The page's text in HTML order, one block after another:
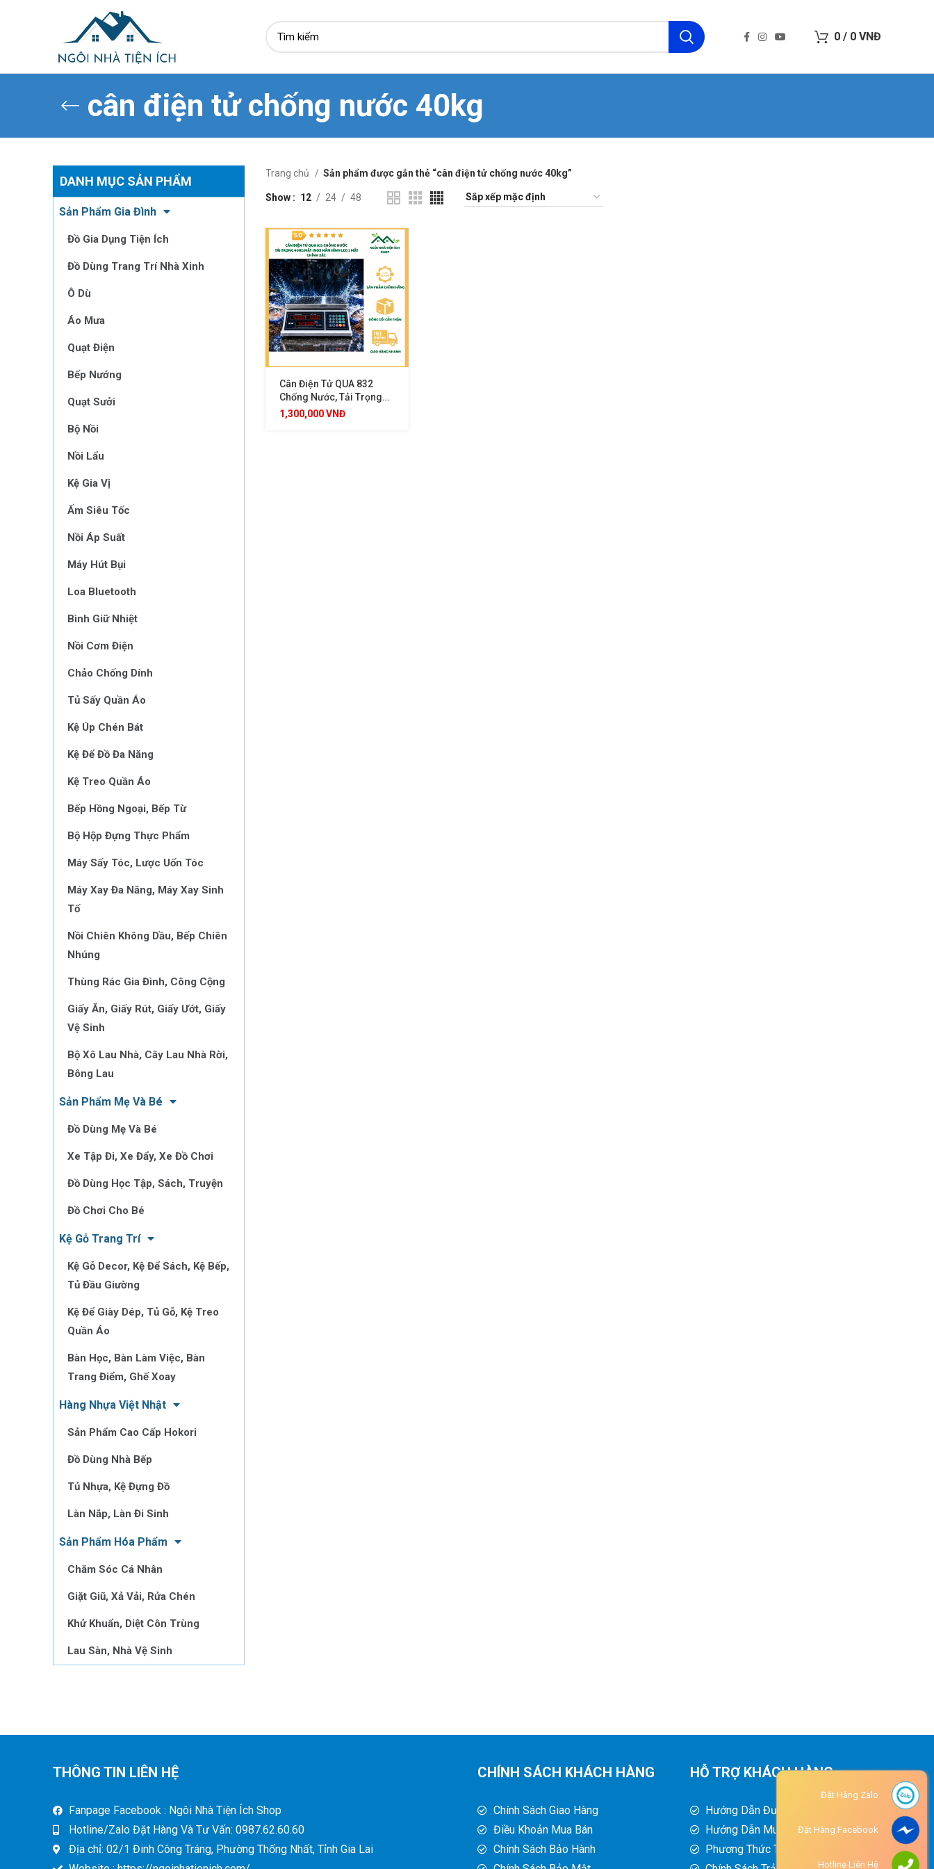
0 / 0 VNĐ
cân điện tử chống nước 40kg
DANH MỤC SẢN PHẨM
Sản Phẩm Gia Đình
Đồ Gia Dụng Tiện Ích
Đồ Dùng Trang Trí Nhà Xinh
Ô Dù
Áo Mưa
Quạt Điện
Bếp Nướng
Quạt Sưởi
Bộ Nồi
Nồi Lẩu
Kệ Gia Vị
Ấm Siêu Tốc
Nồi Áp Suất
Máy Hút Bụi
Loa Bluetooth
Bình Giữ Nhiệt
Nồi Cơm Điện
Chảo Chống Dính
Tủ Sấy Quần Áo
Kệ Úp Chén Bát
Kệ Để Đồ Đa Năng
Kệ Treo Quần Áo
Bếp Hồng Ngoại, Bếp Từ
Bộ Hộp Đựng Thực Phẩm
Máy Sấy Tóc, Lược Uốn Tóc
Máy Xay Đa Năng, Máy Xay Sinh
Tố
Nồi Chiên Không Dầu, Bếp Chiên
Nhúng
Thùng Rác Gia Đình, Công Cộng
Giấy Ăn, Giấy Rút, Giấy Ướt, Giấy
Vệ Sinh
Bộ Xô Lau Nhà, Cây Lau Nhà Rời,
Bông Lau
Sản Phẩm Mẹ Và Bé
Đồ Dùng Mẹ Và Bé
Xe Tập Đi, Xe Đẩy, Xe Đồ Chơi
Đồ Dùng Học Tập, Sách, Truyện
Đồ Chơi Cho Bé
Kệ Gỗ Trang Trí
Kệ Gỗ Decor, Kệ Để Sách, Kệ Bếp,
Tủ Đầu Giường
Kệ Để Giày Dép, Tủ Gỗ, Kệ Treo
Quần Áo
Bàn Học, Bàn Làm Việc, Bàn
Trang Điểm, Ghế Xoay
Hàng Nhựa Việt Nhật
Sản Phẩm Cao Cấp Hokori
Đồ Dùng Nhà Bếp
Tủ Nhựa, Kệ Đựng Đồ
Làn Nắp, Làn Đi Sinh
Sản Phẩm Hóa Phẩm
Chăm Sóc Cá Nhân
Giặt Giũ, Xả Vải, Rửa Chén
Khử Khuẩn, Diệt Côn Trùng
Lau Sàn, Nhà Vệ Sinh
Trang chủ Sản phẩm được gắn thẻ “cân điện tử chống nước 40kg”
Show 12 24 48
Cân Điện Tử QUA 832
Chống Nước, Tải Trọng
40kg, Mặt Inox Màn Hình
1,300,000VNĐ
THÔNG TIN LIÊN HỆ
Fanpage Facebook : Ngôi Nhà Tiện Ích Shop
Hotline/Zalo Đặt Hàng Và Tư Vấn: 0987.62.60.60
Địa chỉ: 02/1 Đinh Công Tráng, Phường Thống Nhất, Tỉnh Gia Lai
CHÍNH SÁCH KHÁCH HÀNG
Chính Sách Giao Hàng
Điều Khoản Mua Bán
Chính Sách Bảo Hành
HỖ TRỢ KHÁCH HÀNG
Hướng Dẫn Đường Đi
Hướng Dẫn Mua Hàng
Phương Thức Thanh Toán
Đặt Hàng Zalo
Đặt Hàng Facebook
Hotline Liên Hệ